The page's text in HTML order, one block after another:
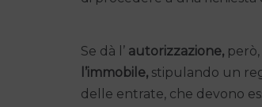
Se dà l’ autorizzazione,
l’immobile, stipulando un
delle entrate, che devono